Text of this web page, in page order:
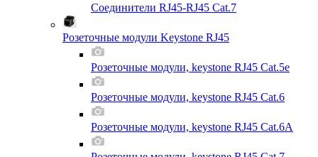
Соединители RJ45-RJ45 Cat.7
Розеточные модули Keystone RJ45
Розеточные модули, keystone RJ45 Cat.5e
Розеточные модули, keystone RJ45 Cat.6
Розеточные модули, keystone RJ45 Cat.6A